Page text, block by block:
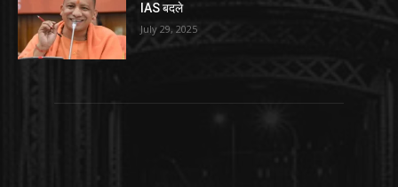
IAS बदले
July 29, 2025